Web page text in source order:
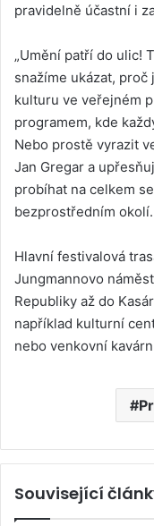
pravidelně účastní i
„Umění patří do ulic!
snažíme ukázat,
kulturu ve veřejném
programem, kde
Nebo prostě vyrazit
Jan Gregar a
probíhat na celkem
bezprostředním okolí.
Hlavní festivalová
Jungmannovo
Republiky až do
například kulturní
nebo venkovní
Související